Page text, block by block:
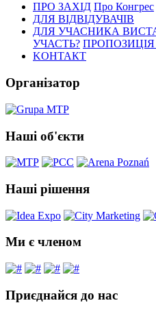
ПРО ЗАХІД Про Конгрес
ДЛЯ ВІДВІДУВАЧІВ
ДЛЯ УЧАСНИКА
УЧАСТЬ? ПРОПОЗИЦІЯ
KОНТАКТ
Організатор
Наші об'єкти
Наші рішення
Ми є членом
Приєднайся до нас